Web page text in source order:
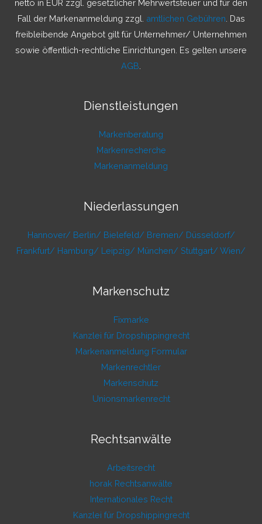
h
netto in EUR zzgl. gesetzlicher Mehrwertsteuer und für den
Fall der Markenanmeldung zzgl. amtlichen Gebühren . Das
freibleibende Angebot gilt für Unternehmer/ Unternehmen
sowie öffentlich-rechtliche Einrichtungen. Es gelten unsere
AGB
Dienstleistungen
Markenberatung
Markenrecherche
Markenanmeldung
Niederlassungen
Hannover/ Berlin/ Bielefeld/ Bremen/ Düsseldorf/
Frankfurt/ Hamburg/ Leipzig/ München/ Stuttgart/ Wien/
Markenschutz
Fixmarke
Kanzlei für Dropshippingrecht
Markenanmeldung Formular
Markenrechtler
Markenschutz
Unionsmarkenrecht
Rechtsanwälte
Arbeitsrecht
horak Rechtsanwälte
Internationales Recht
Kanzlei für Dropshippingrecht